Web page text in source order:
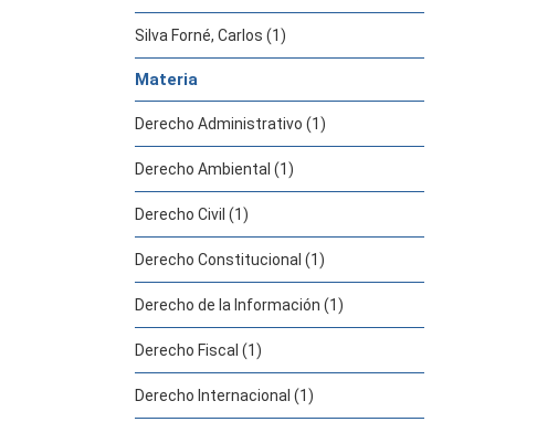
Silva Forné, Carlos (1)
Materia
Derecho Administrativo (1)
Derecho Ambiental (1)
Derecho Civil (1)
Derecho Constitucional (1)
Derecho de la Información (1)
Derecho Fiscal (1)
Derecho Internacional (1)